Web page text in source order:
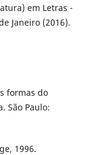
em Letras -
Janeiro (2016).
formas do
São Paulo:
1996.